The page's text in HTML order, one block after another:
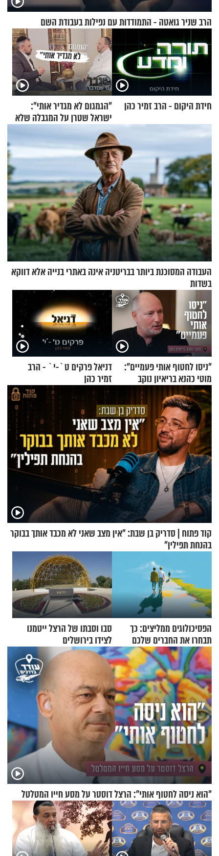
הרב שניר גואטה - התמודדות עם נפילות בעבודת השם
חידת היקום - הרב זמיר כהן
"הגמגום לא מגדיר אותי":
ישראל שטרן על המגבלה שלא
עוצרת אותו
העבודה המסוכנת ביותר בבריטניה אינה באתרי בנייה אלא דווקא
בשדות
"ניסו לחטוף אותי פעמיים":
מוטי כהנא בריאיון נוקב
דניאל פרקים ט`-י` - הרב
זמיר כהן
קוד פתוח | סדריק בן שבת: "אין מצב שאני לא מכבד אותך בבוקר
בהנחת תפילין"
הפסיכולוגים ממליצים: כך
תבחרו את החברים שלכם
בחיים
סבו וסבתו של הרצל ייטמנו
לצידו בירושלים
"הוא ניסה לחטוף אותי": הרצל דוסטר על מסע חייו המטלטל